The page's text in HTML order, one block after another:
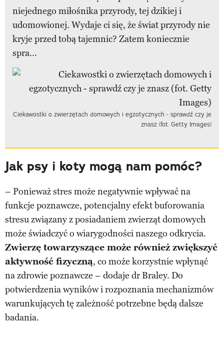
niejednego miłośnika przyrody, tej dzikiej i
udomowionej. Wydaje ci się, że świat przyrody nie
kryje przed tobą tajemnic? Zatem koniecznie
spra...
Ciekawostki o zwierzętach domowych i egzotycznych - sprawdź czy je
znasz (fot. Getty Images)
Jak psy i koty mogą nam pomóc?
– Ponieważ stres może negatywnie wpływać na
funkcje poznawcze, potencjalny efekt buforowania
stresu związany z posiadaniem zwierząt domowych
może świadczyć o wiarygodności naszego odkrycia.
Zwierzę towarzyszące może również zwiększyć
aktywność fizyczną, co może korzystnie wpłynąć
na zdrowie poznawcze – dodaje dr Braley. Do
potwierdzenia wyników i rozpoznania mechanizmów
warunkujących tę zależność potrzebne będą dalsze
badania.